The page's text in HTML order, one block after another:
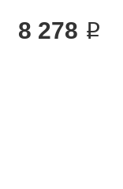
8 278 ₽